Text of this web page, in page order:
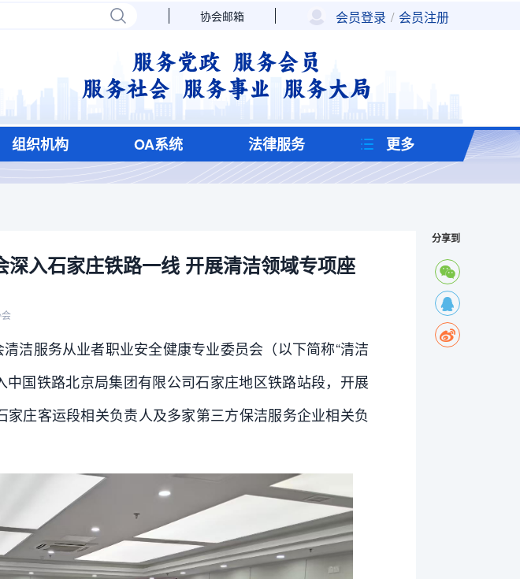
协会邮箱 会员登录 / 会员注册
组织机构 OA系统 法律服务 更多
深入石家庄铁路一线 开展清洁领域专项座
洁服务从业者职业安全健康专业委员会（以下简称“清洁
中国铁路北京局集团有限公司石家庄地区铁路站段，开展
庄客运段相关负责人及多家第三方保洁服务企业相关负
分享到